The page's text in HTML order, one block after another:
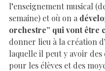
l’enseignement musical
semaine) et où on a
orchestre” qui vont être
donner lieu à la création
laquelle il peut y avoir
pour les élèves et des